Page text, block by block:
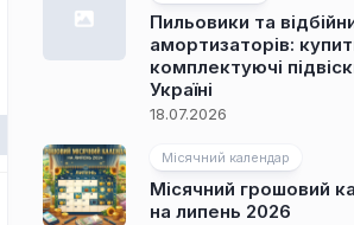
Пильовики та
амортизаторів:
комплектуючі
Україні
18.07.2026
Місячний календар
Місячний грошовий
на липень 2026